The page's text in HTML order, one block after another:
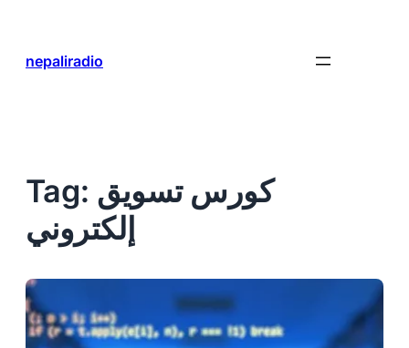
content
nepaliradio
Tag: كورس تسويق
إلكتروني